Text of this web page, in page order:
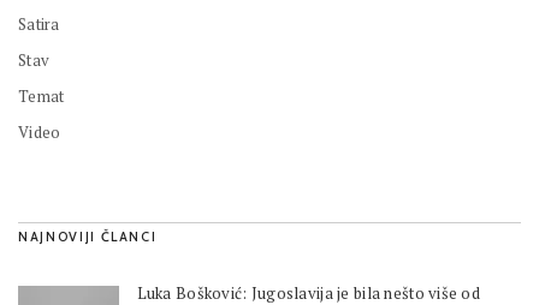
Satira
Stav
Temat
Video
NAJNOVIJI ČLANCI
Luka Bošković: Jugoslavija je bila nešto više od